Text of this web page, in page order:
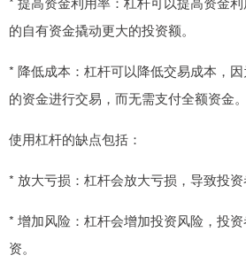
的自有资金撬动更大的投资额。
* 降低成本：杠杆可以降低交易成本，
的资金进行交易，而无需支付全额资金。
使用杠杆的缺点包括：
* 放大亏损：杠杆会放大亏损，导致投资
* 增加风险：杠杆会增加投资风险，投
资。